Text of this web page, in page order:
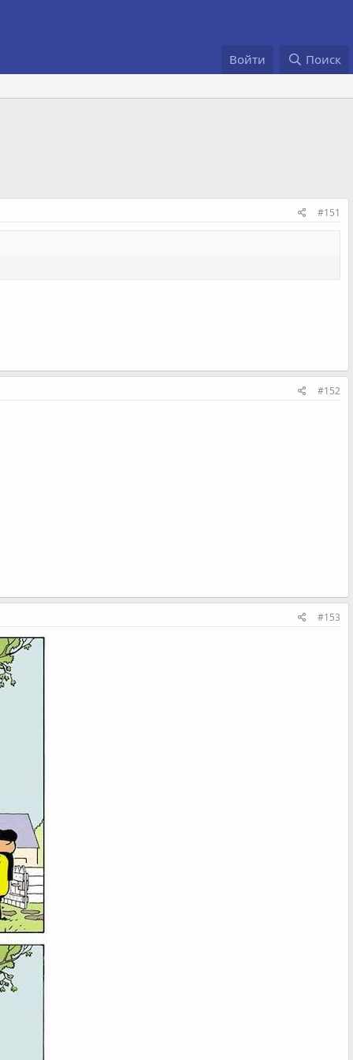
Войти Поиск
#151
#152
#153